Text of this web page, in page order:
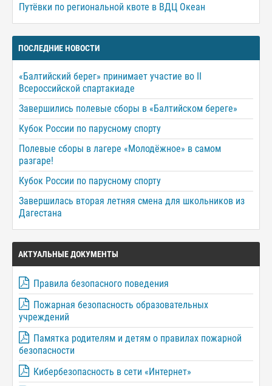
Путёвки по региональной квоте в ВДЦ Океан
ПОСЛЕДНИЕ НОВОСТИ
«Балтийский берег» принимает участие во II
Всероссийской спартакиаде
Завершились полевые сборы в «Балтийском береге»
Кубок России по парусному спорту
Полевые сборы в лагере «Молодёжное» в самом
разгаре!
Кубок России по парусному спорту
Завершилась вторая летняя смена для школьников из
Дагестана
АКТУАЛЬНЫЕ ДОКУМЕНТЫ
Правила безопасного поведения
Пожарная безопасность образовательных
учреждений
Памятка родителям и детям о правилах пожарной
безопасности
Кибербезопасность в сети «Интернет»